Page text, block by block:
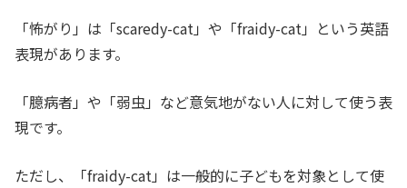
「怖がり」は「scaredy-cat」や「fraidy-cat」という英語
表現があります。
「臆病者」や「弱虫」など意気地がない人に対して使う表
現です。
ただし、「fraidy-cat」は一般的に子どもを対象として使